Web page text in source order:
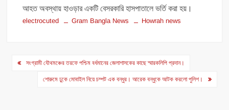
আহত অবস্থায় হাওড়ার একটি বেসরকারি হাসপাতালে ভর্তি করা হয়।
electrocuted Gram Bangla News Howrah news
Post
navigation
সংগ্রামী যৌথমঞ্চের তরফে পশ্চিম বর্ধমানের জেলাশাসকের কাছে স্মারকলিপি প্রদান।
শোরুমে ঢুকে মোবাইল নিয়ে চম্পট এক বন্ধুর। আরেক বন্ধুকে আটক করলো পুলিশ।